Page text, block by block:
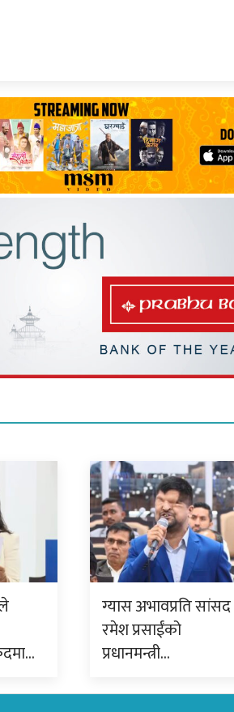
ग्यास अभावप्रति सांसद
रमेश प्रसाईंको
प्रधानमन्त्री…